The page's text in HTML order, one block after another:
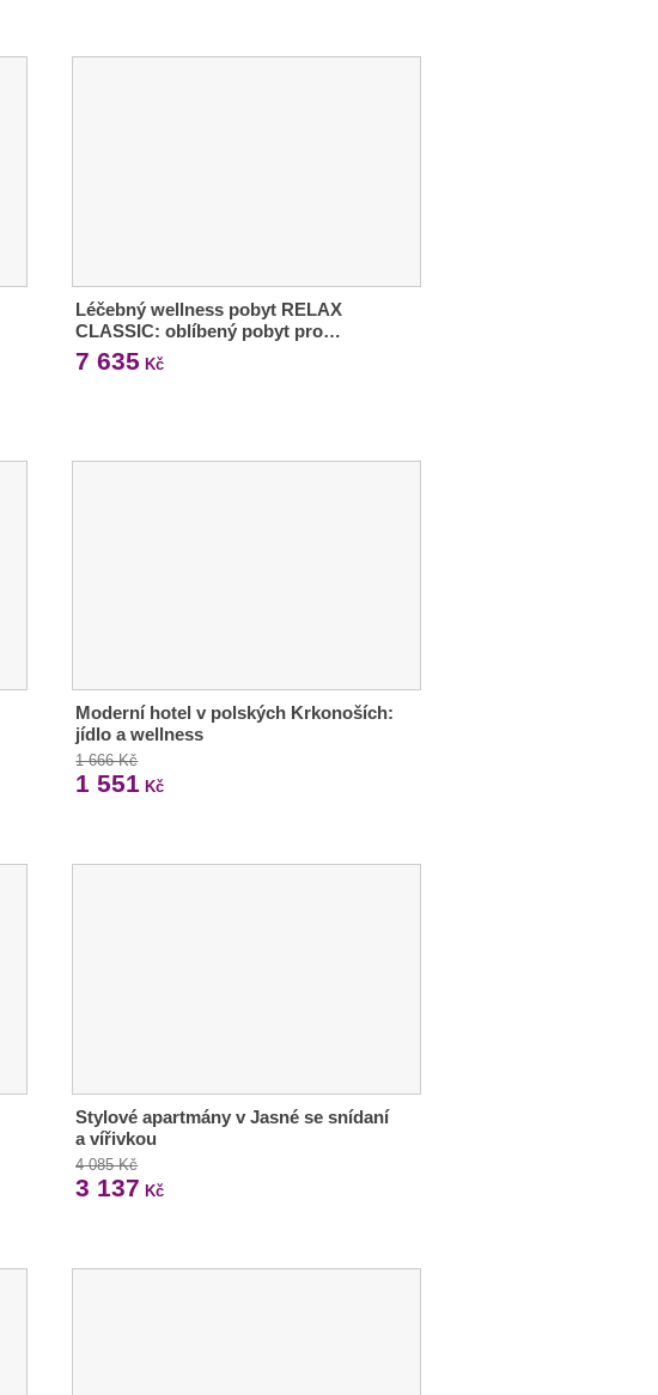
Léčebný wellness pobyt RELAX
CLASSIC: oblíbený pobyt pro…
7 635 Kč
Moderní hotel v polských Krkonoších:
jídlo a wellness
1 666 Kč
1 551 Kč
Stylové apartmány v Jasné se snídaní
a vířivkou
4 085 Kč
3 137 Kč